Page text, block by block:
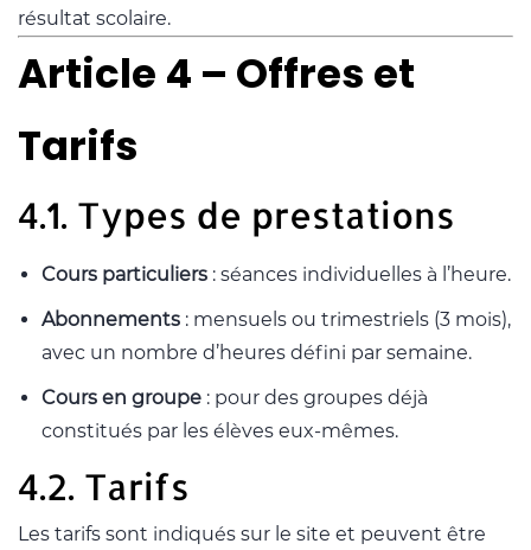
résultat scolaire.
Article 4 – Offres et
Tarifs
4.1. Types de prestations
Cours particuliers : séances individuelles à l’heure.
Abonnements : mensuels ou trimestriels (3 mois),
avec un nombre d’heures défini par semaine.
Cours en groupe : pour des groupes déjà
constitués par les élèves eux-mêmes.
4.2. Tarifs
Les tarifs sont indiqués sur le site et peuvent être